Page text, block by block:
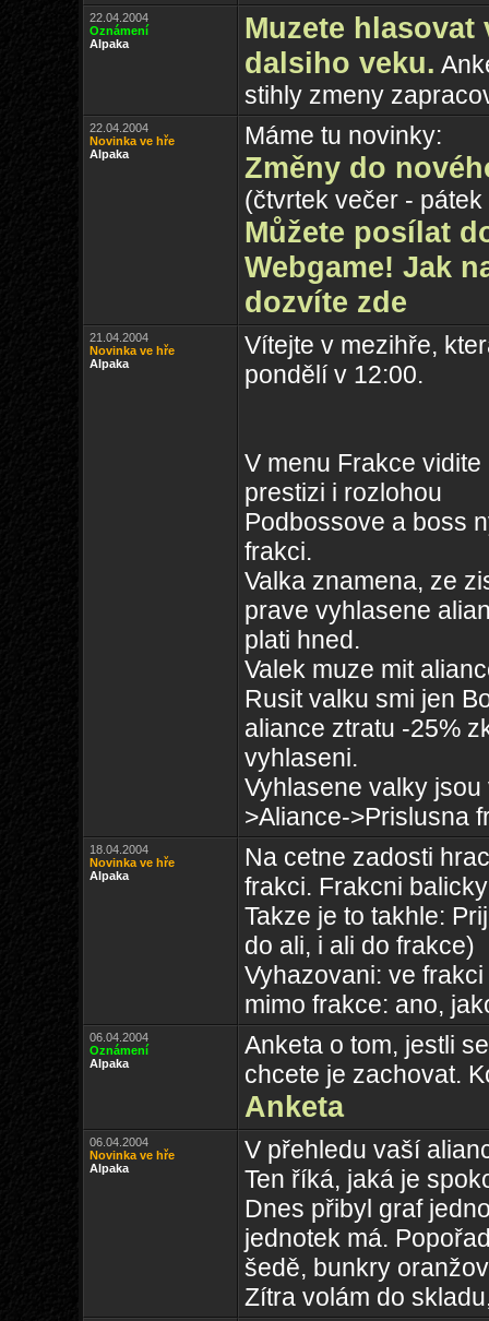
22.04.2004
Oznámení
Alpaka
Muzete
dalsiho veku.
stihly zmeny
22.04.2004
Novinka ve hře
Alpaka
Máme tu novinky:
Změny do
(čtvrtek večer -
Můžete posílat
Webgame! Jak
dozvíte zde
21.04.2004
Novinka ve hře
Alpaka
Vítejte v mezihře,
pondělí v 12:00.
V menu Frakce
prestizi i rozlohou
Podbossove a boss
frakci.
Valka znamena, ze
prave vyhlasene
plati hned.
Valek muze mit
Rusit valku smi jen
aliance ztratu -25%
vyhlaseni.
Vyhlasene valky
>Aliance->Prislusna
18.04.2004
Novinka ve hře
Alpaka
Na cetne zadosti
frakci. Frakcni
Takze je to takhle:
do ali, i ali do frakce)
Vyhazovani: ve
mimo frakce: ano,
06.04.2004
Oznámení
Alpaka
Anketa o tom, jestli
chcete je zachovat.
Anketa
06.04.2004
Novinka ve hře
Alpaka
V přehledu vaší
Ten říká, jaká je
Dnes přibyl graf
jednotek má.
šedě, bunkry
Zítra volám do